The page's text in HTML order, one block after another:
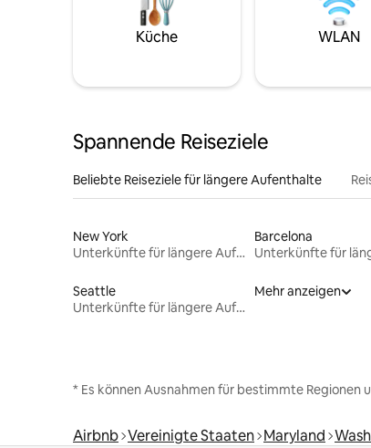
Küche WLAN
Spannende Reiseziele
Beliebte Reiseziele für längere Aufenthalte
New York
Unterkünfte für längere Aufenthalte
Barcelona
Seattle
Unterkünfte für längere Aufenthalte
Mehr anzeigen
* Es können Ausnahmen für bestimmte
Airbnb Vereinigte Staaten Maryland